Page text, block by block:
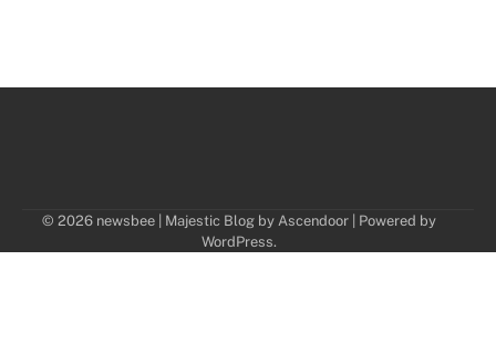
© 2026 newsbee | Majestic Blog by Ascendoor | Powered by
WordPress.